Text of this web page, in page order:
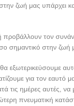
ζωή μας υπάρχει
προβάλλουν τον
σημαντικό στην ζωή
εξωτερικεύσουμε
για τον εαυτό
τις ημέρες αυτές,
πνευματική